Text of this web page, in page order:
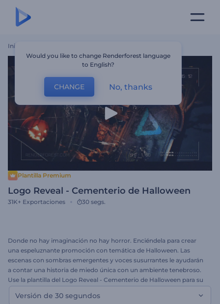
Inicio
Plantilla Premium
Logo Reveal - Cementerio de Halloween
31K+ Exportaciones 30 segs.
Donde no hay imaginación no hay horror. Enciéndela para crear
una espeluznante promoción con temática de Halloween. Las
escenas con sombras emergentes y voces susurrantes le ayudarán
a contar una historia de miedo única con un ambiente tenebroso.
Use la plantilla del Logo Reveal - Cementerio de Halloween para su
intro de Halloween, promoción épica, intro mística, presentación
con toque de terror y mucho más. Suba su logo, añada el texto y le
Versión de 30 segundos
Would you like to change Renderforest language
to English?
CHANGE No, thanks